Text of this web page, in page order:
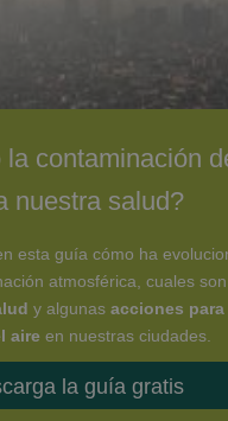
la contaminación
nuestra salud?
esta guía cómo ha
atmosférica, cuales
y algunas acciones para
aire en nuestras ciudades.
la guía gratis